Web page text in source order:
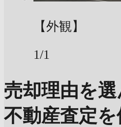
【外観】
1/1
売却理由を
不動産査定